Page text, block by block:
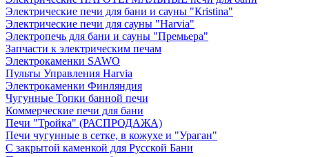
Электрические печи для бани и сауны "Кristina"
Электрические печи для сауны "Harvia"
Электропечь для бани и сауны "Премьера"
Запчасти к электрическим печам
Электрокаменки SAWO
Пульты Управления Harvia
Электрокаменки Финляндия
Чугунные Топки банной печи
Коммерческие печи для бани
Печи "Тройка" (РАСПРОДАЖА)
Печи чугунные в сетке, в кожухе и "Ураган"
С закрытой каменкой для Русской Бани